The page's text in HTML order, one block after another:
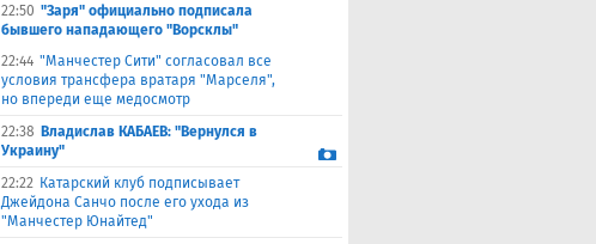
22:50 "Заря" официально подписала
бывшего нападающего "Ворсклы"
22:44 "Манчестер Сити" согласовал все
условия трансфера вратаря "Марселя",
но впереди еще медосмотр
22:38 Владислав КАБАЕВ: "Вернулся в
Украину"
22:22 Катарский клуб подписывает
Джейдона Санчо после его ухода из
"Манчестер Юнайтед"